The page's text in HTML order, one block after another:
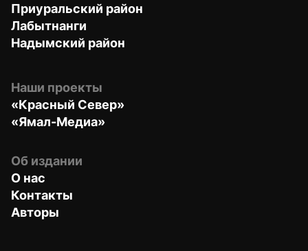
Приуральский район
Лабытнанги
Надымский район
Наши проекты
«Красный Север»
«Ямал-Медиа»
Об издании
О нас
Контакты
Авторы